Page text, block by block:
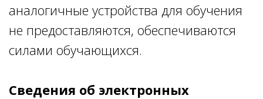
аналогичные устройства для обучения
не предоставляются, обеспечиваются
силами обучающихся.
Сведения об электронных